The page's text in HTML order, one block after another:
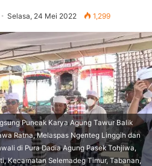
Selasa, 24 Mei 2022 1,299
Puncak Karya Agung Tawur Balik
Ratna, Melaspas Ngenteg Linggih dan
di Pura Dadia Agung Pasek Tohjiwa,
Kecamatan Selemadeg Timur, Tabanan,